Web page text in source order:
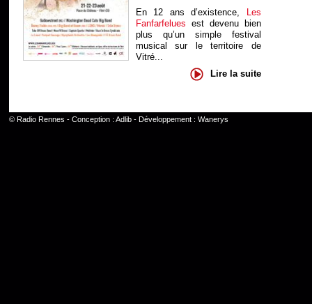
En 12 ans d’existence, Les
Fanfarfelues est devenu bien
plus qu’un simple festival
musical sur le territoire de
Vitré...
Lire la suite
© Radio Rennes - Conception : Adlib- Développement : Wanerys